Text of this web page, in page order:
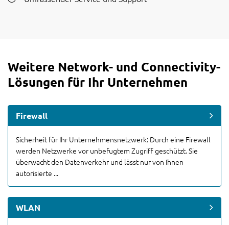
Weitere Network- und Connectivity-
Lösungen für Ihr Unternehmen
Firewall
Sicherheit für Ihr Unternehmensnetzwerk: Durch eine Firewall
werden Netzwerke vor unbefugtem Zugriff geschützt. Sie
überwacht den Datenverkehr und lässt nur von Ihnen
autorisierte ...
WLAN